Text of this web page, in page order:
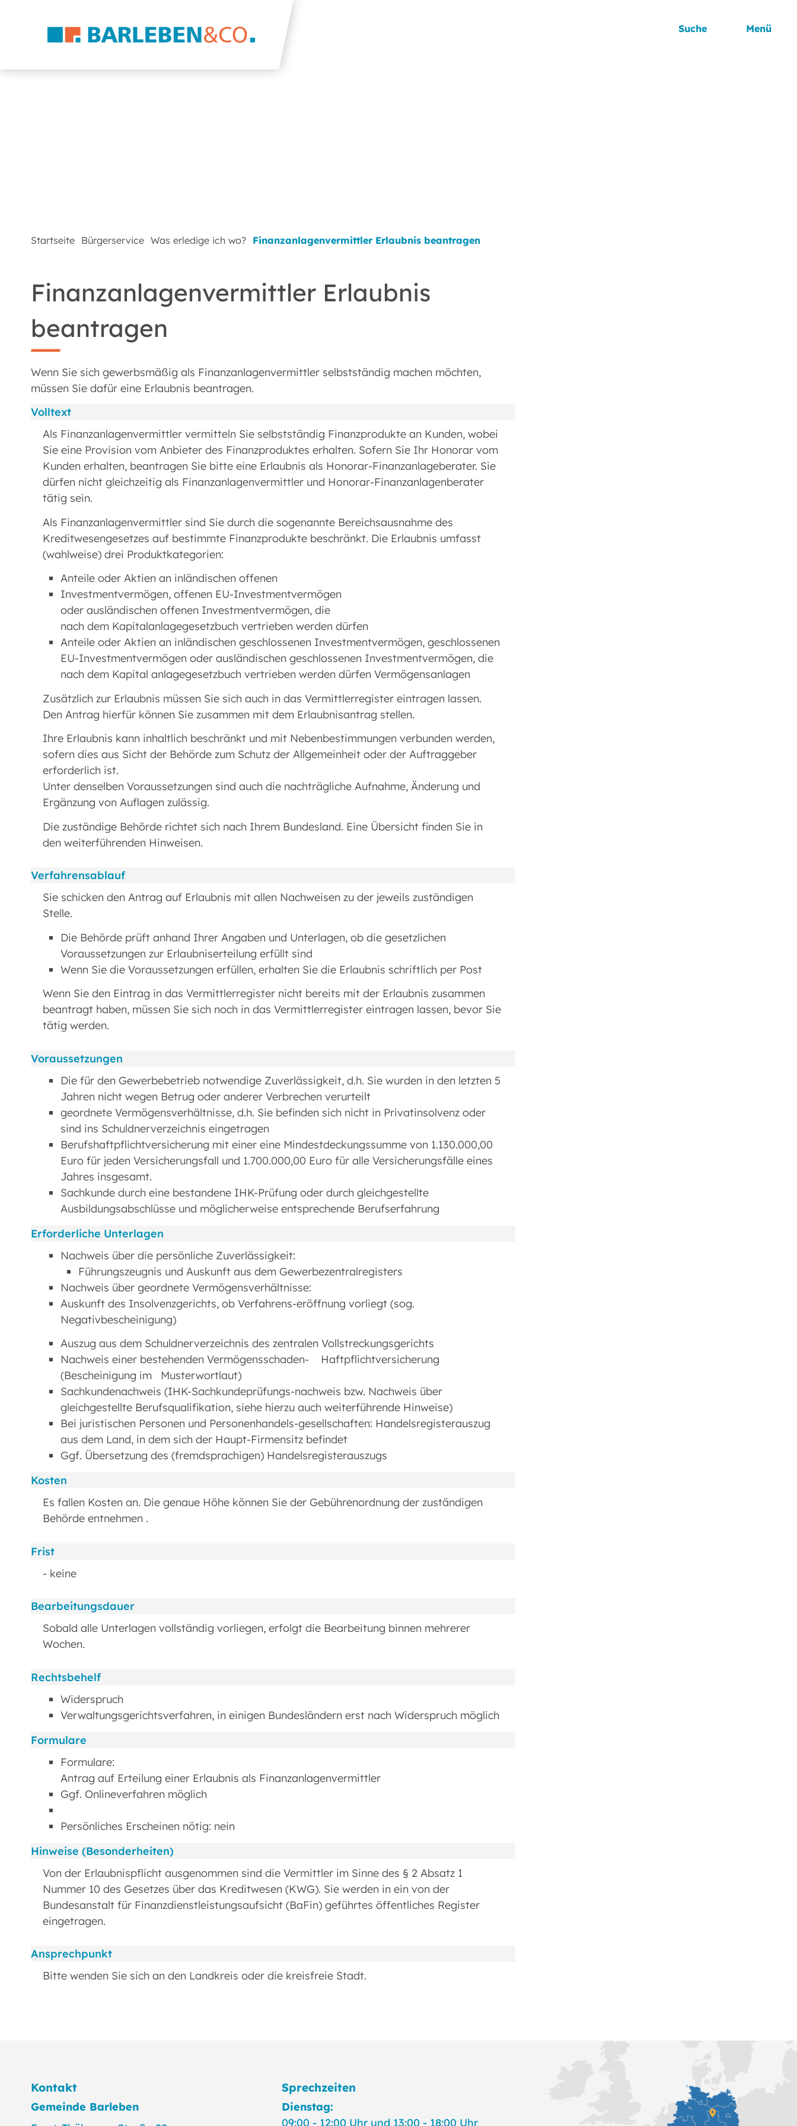
Suche Menü
Startseite Bürgerservice Was erledige ich wo? Finanzanlagenvermittler Erlaubnis beantragen
Finanzanlagenvermittler Erlaubnis
beantragen
Wenn Sie sich gewerbsmäßig als Finanzanlagenvermittler selbstständig machen möchten,
müssen Sie dafür eine Erlaubnis beantragen.
Volltext
Als Finanzanlagenvermittler vermitteln Sie selbstständig Finanzprodukte an Kunden, wobei
Sie eine Provision vom Anbieter des Finanzproduktes erhalten. Sofern Sie Ihr Honorar vom
Kunden erhalten, beantragen Sie bitte eine Erlaubnis als Honorar-Finanzanlageberater. Sie
dürfen nicht gleichzeitig als Finanzanlagenvermittler und Honorar-Finanzanlagenberater
tätig sein.
Als Finanzanlagenvermittler sind Sie durch die sogenannte Bereichsausnahme des
Kreditwesengesetzes auf bestimmte Finanzprodukte beschränkt. Die Erlaubnis umfasst
(wahlweise) drei Produktkategorien:
Anteile oder Aktien an inländischen offenen
Investmentvermögen, offenen EU-Investmentvermögen
oder ausländischen offenen Investmentvermögen, die
nach dem Kapitalanlagegesetzbuch vertrieben werden dürfen
Anteile oder Aktien an inländischen geschlossenen Investmentvermögen, geschlossenen
EU-Investmentvermögen oder ausländischen geschlossenen Investmentvermögen, die
nach dem Kapital anlagegesetzbuch vertrieben werden dürfen Vermögensanlagen
Zusätzlich zur Erlaubnis müssen Sie sich auch in das Vermittlerregister eintragen lassen.
Den Antrag hierfür können Sie zusammen mit dem Erlaubnisantrag stellen.
Ihre Erlaubnis kann inhaltlich beschränkt und mit Nebenbestimmungen verbunden werden,
sofern dies aus Sicht der Behörde zum Schutz der Allgemeinheit oder der Auftraggeber
erforderlich ist.
Unter denselben Voraussetzungen sind auch die nachträgliche Aufnahme, Änderung und
Ergänzung von Auflagen zulässig.
Die zuständige Behörde richtet sich nach Ihrem Bundesland. Eine Übersicht finden Sie in
den weiterführenden Hinweisen.
Verfahrensablauf
Sie schicken den Antrag auf Erlaubnis mit allen Nachweisen zu der jeweils zuständigen
Stelle.
Die Behörde prüft anhand Ihrer Angaben und Unterlagen, ob die gesetzlichen
Voraussetzungen zur Erlaubniserteilung erfüllt sind
Wenn Sie die Voraussetzungen erfüllen, erhalten Sie die Erlaubnis schriftlich per Post
Wenn Sie den Eintrag in das Vermittlerregister nicht bereits mit der Erlaubnis zusammen
beantragt haben, müssen Sie sich noch in das Vermittlerregister eintragen lassen, bevor Sie
tätig werden.
Voraussetzungen
Die für den Gewerbebetrieb notwendige Zuverlässigkeit, d.h. Sie wurden in den letzten 5
Jahren nicht wegen Betrug oder anderer Verbrechen verurteilt
geordnete Vermögensverhältnisse, d.h. Sie befinden sich nicht in Privatinsolvenz oder
sind ins Schuldnerverzeichnis eingetragen
Berufshaftpflichtversicherung mit einer eine Mindestdeckungssumme von 1.130.000,00
Euro für jeden Versicherungsfall und 1.700.000,00 Euro für alle Versicherungsfälle eines
Jahres insgesamt.
Sachkunde durch eine bestandene IHK-Prüfung oder durch gleichgestellte
Ausbildungsabschlüsse und möglicherweise entsprechende Berufserfahrung
Erforderliche Unterlagen
Nachweis über die persönliche Zuverlässigkeit:
Führungszeugnis und Auskunft aus dem Gewerbezentralregisters
Nachweis über geordnete Vermögensverhältnisse:
Auskunft des Insolvenzgerichts, ob Verfahrens-eröffnung vorliegt (sog.
Negativbescheinigung)
Auszug aus dem Schuldnerverzeichnis des zentralen Vollstreckungsgerichts
Nachweis einer bestehenden Vermögensschaden- Haftpflichtversicherung
(Bescheinigung im Musterwortlaut)
Sachkundenachweis (IHK-Sachkundeprüfungs-nachweis bzw. Nachweis über
gleichgestellte Berufsqualifikation, siehe hierzu auch weiterführende Hinweise)
Bei juristischen Personen und Personenhandels-gesellschaften: Handelsregisterauszug
aus dem Land, in dem sich der Haupt-Firmensitz befindet
Ggf. Übersetzung des (fremdsprachigen) Handelsregisterauszugs
Kosten
Es fallen Kosten an. Die genaue Höhe können Sie der Gebührenordnung der zuständigen
Behörde entnehmen .
Frist
- keine
Bearbeitungsdauer
Sobald alle Unterlagen vollständig vorliegen, erfolgt die Bearbeitung binnen mehrerer
Wochen.
Rechtsbehelf
Widerspruch
Verwaltungsgerichtsverfahren, in einigen Bundesländern erst nach Widerspruch möglich
Formulare
Formulare:
Antrag auf Erteilung einer Erlaubnis als Finanzanlagenvermittler
Ggf. Onlineverfahren möglich
Persönliches Erscheinen nötig: nein
Hinweise (Besonderheiten)
Von der Erlaubnispflicht ausgenommen sind die Vermittler im Sinne des § 2 Absatz 1
Nummer 10 des Gesetzes über das Kreditwesen (KWG). Sie werden in ein von der
Bundesanstalt für Finanzdienstleistungsaufsicht (BaFin) geführtes öffentliches Register
eingetragen.
Ansprechpunkt
Bitte wenden Sie sich an den Landkreis oder die kreisfreie Stadt.
Kontakt
Gemeinde Barleben
Sprechzeiten
Dienstag:
09:00 - 12:00 Uhr und 13:00 - 18:00 Uhr